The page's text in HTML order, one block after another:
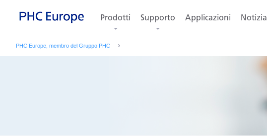
Prodotti Supporto Applicazioni Notizia
PHC Europe, membro del Gruppo PHC